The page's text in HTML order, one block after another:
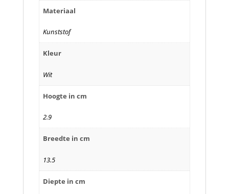
Materiaal
Kunststof
Kleur
Wit
Hoogte in cm
2.9
Breedte in cm
13.5
Diepte in cm